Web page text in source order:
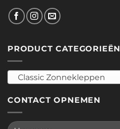
PRODUCT CATEGORIEËN
Classic Zonnekleppen
CONTACT OPNEMEN